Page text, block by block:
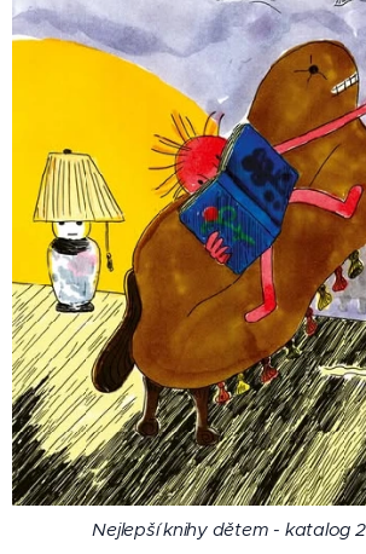
Nejlepší knihy dětem - katalog